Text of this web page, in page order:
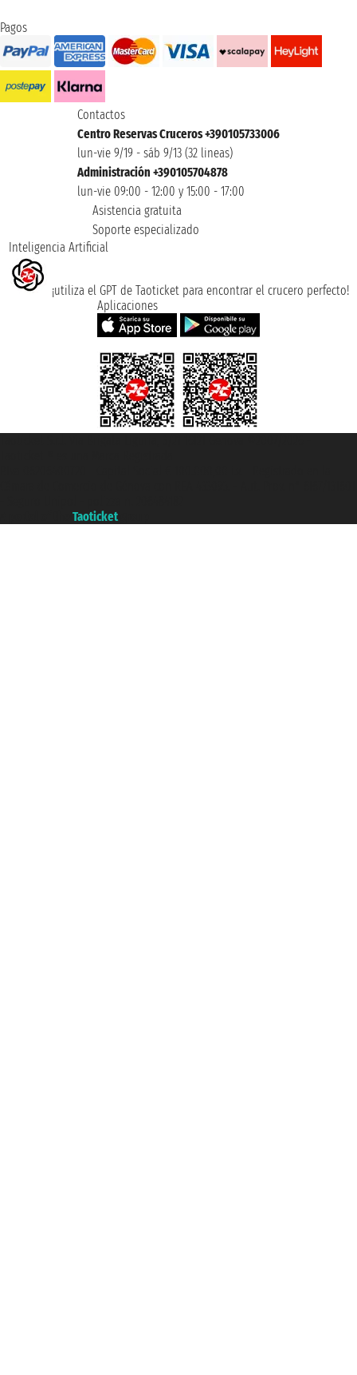
Pagos
Contactos
Centro Reservas Cruceros +390105733006
lun-vie 9/19 - sáb 9/13 (32 lineas)
Administración +390105704878
lun-vie 09:00 - 12:00 y 15:00 - 17:00
Asistencia gratuita
Soporte especializado
Inteligencia Artificial
¡utiliza el GPT de Taoticket para encontrar el crucero perfecto!
Aplicaciones
Taoticket